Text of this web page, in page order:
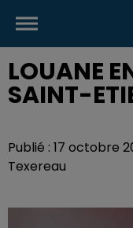
LOUANE
SAINT-
Publié : 17 octobre
Texereau